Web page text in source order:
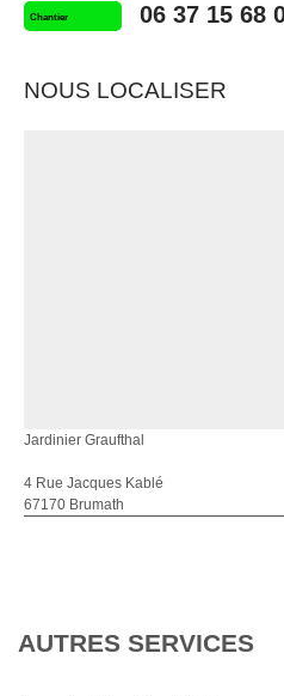
Chantier 06 37 15 68
NOUS LOCALISER
Jardinier Graufthal
4 Rue Jacques Kablé
67170 Brumath
AUTRES SERVICES